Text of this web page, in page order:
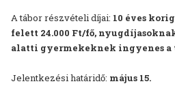
A tábor részvételi díjai: 10 éves
felett 24.000 Ft/fő, nyugdíjasoknak
alatti gyermekeknek ingyenes a
Jelentkezési határidő: május 15.